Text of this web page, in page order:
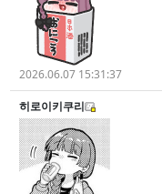
2026.06.07 15:31:37
히로이키쿠리